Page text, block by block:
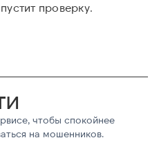
проверку.
чтобы спокойнее
на мошенников.